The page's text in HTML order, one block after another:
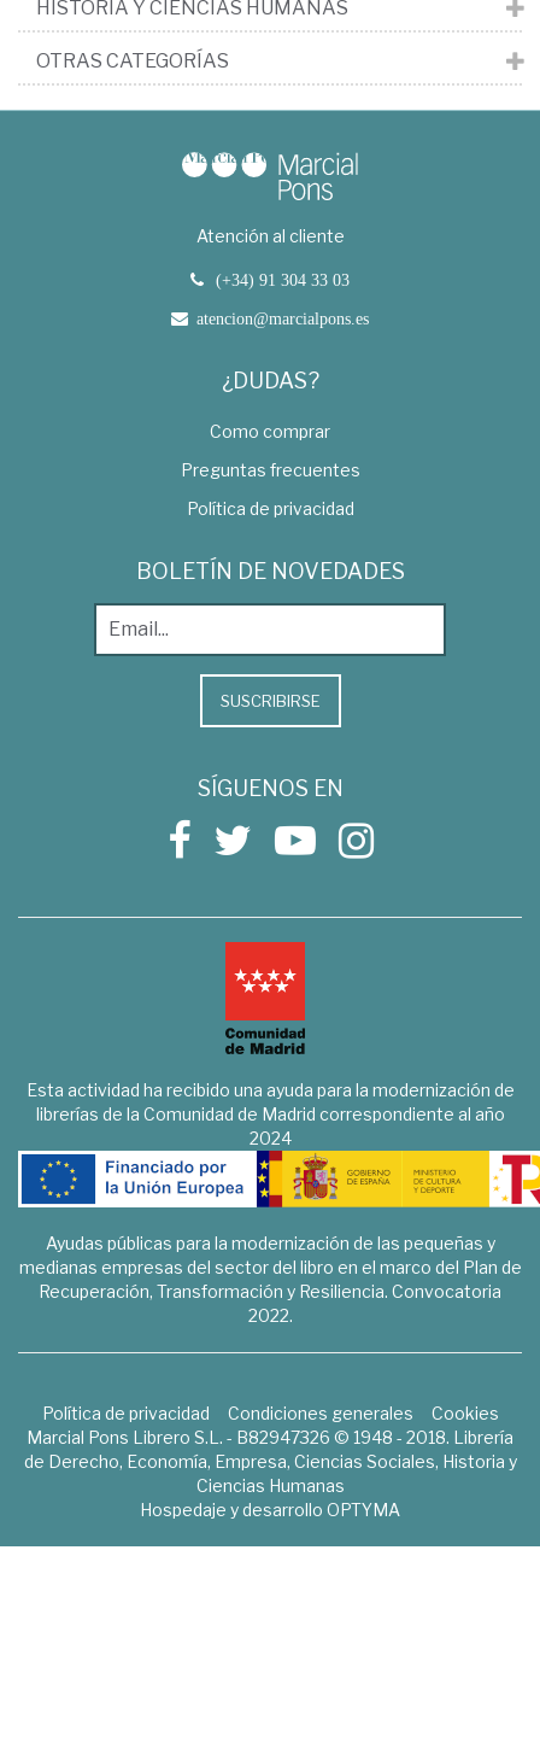
HISTORIA Y CIENCIAS HUMANAS
OTRAS CATEGORÍAS
Atención al cliente
(+34) 91 304 33 03
atencion@marcialpons.es
¿DUDAS?
Como comprar
Preguntas frecuentes
Política de privacidad
BOLETÍN DE NOVEDADES
SUSCRIBIRSE
SÍGUENOS EN
Esta actividad ha recibido una ayuda para la modernización de
librerías de la Comunidad de Madrid correspondiente al año
2024
Ayudas públicas para la modernización de las pequeñas y
medianas empresas del sector del libro en el marco del Plan de
Recuperación, Transformación y Resiliencia. Convocatoria
2022.
Política de privacidad Condiciones generales
Cookies
Marcial Pons Librero S.L. - B82947326 © 1948 - 2018. Librería
de Derecho, Economía, Empresa, Ciencias Sociales, Historia y
Ciencias Humanas
Hospedaje y desarrollo OPTYMA